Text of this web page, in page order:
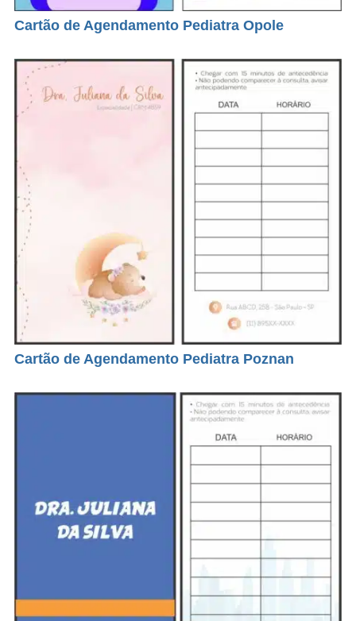
Cartão de Agendamento Pediatra Opole
Cartão de Agendamento Pediatra Poznan